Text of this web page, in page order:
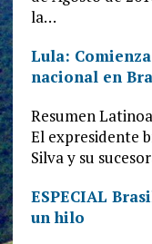
la…
Lula:
nacional en
Resumen
El expresidente
Silva y su
ESPECIAL
un hilo